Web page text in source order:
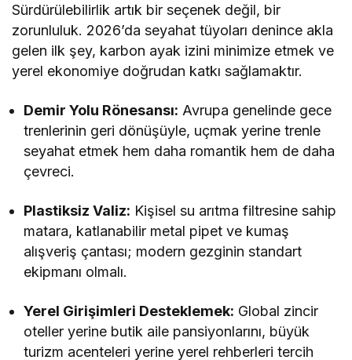
Sürdürülebilirlik artık bir seçenek değil, bir
zorunluluk. 2026’da seyahat tüyoları denince akla
gelen ilk şey, karbon ayak izini minimize etmek ve
yerel ekonomiye doğrudan katkı sağlamaktır.
Demir Yolu Rönesansı: Avrupa genelinde gece
trenlerinin geri dönüşüyle, uçmak yerine trenle
seyahat etmek hem daha romantik hem de daha
çevreci.
Plastiksiz Valiz: Kişisel su arıtma filtresine sahip
matara, katlanabilir metal pipet ve kumaş
alışveriş çantası; modern gezginin standart
ekipmanı olmalı.
Yerel Girişimleri Desteklemek: Global zincir
oteller yerine butik aile pansiyonlarını, büyük
turizm acenteleri yerine yerel rehberleri tercih